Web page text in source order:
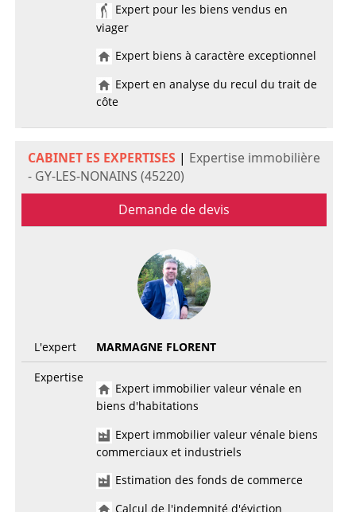
Expert pour les biens vendus en
viager
Expert biens à caractère exceptionnel
Expert en analyse du recul du trait de
côte
CABINET ES EXPERTISES | Expertise immobilière
- GY-LES-NONAINS (45220)
Demande de devis
L'expert
MARMAGNE FLORENT
Expertise
Expert immobilier valeur vénale en
biens d'habitations
Expert immobilier valeur vénale biens
commerciaux et industriels
Estimation des fonds de commerce
Calcul de l'indemnité d'éviction